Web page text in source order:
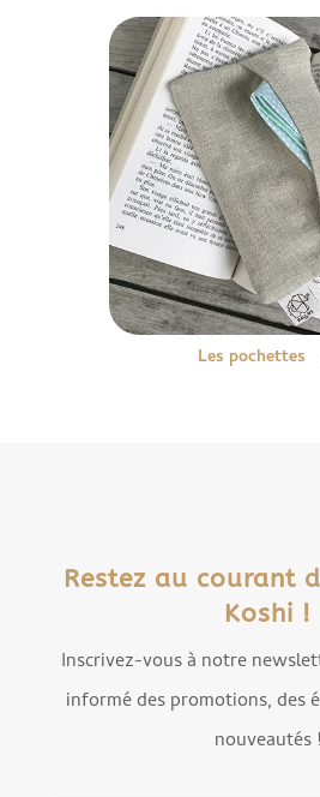
Les pochettes
Restez au courant
Koshi !
Inscrivez-vous à notre
informé des promotions, des
nouveautés !